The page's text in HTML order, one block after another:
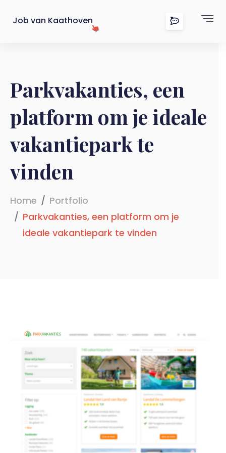
Job van Kaathoven
Parkvakanties, een
platform om je ideale
vakantiepark te
vinden
Home
Portfolio
Parkvakanties, een platform om je
ideale vakantiepark te vinden